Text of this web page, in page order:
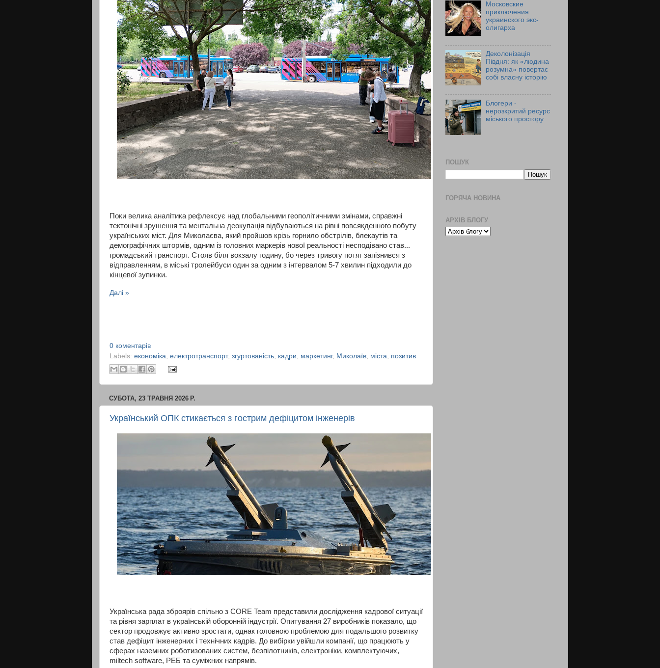
Поки велика аналітика рефлексує над глобальними геополітичними змінами, справжні
тектонічні зрушення та ментальна деокупація відбуваються на рівні повсякденного побуту
українських міст. Для Миколаєва, який пройшов крізь горнило обстрілів, блекаутів та
демографічних штормів, одним із головних маркерів нової реальності несподівано став...
громадський транспорт. Стояв біля вокзалу годину, бо через тривогу потяг запізнився з
відправленням, в міські тролейбуси один за одним з інтервалом 5-7 хвилин підходили до
кінцевої зупинки.
Далі »
0 коментарів
Labels: економіка електротранспорт, згуртованість кадри маркетинг, Миколаїв міста позитив
СУБОТА, 23 ТРАВНЯ 2026 Р.
Український ОПК стикається з гострим дефіцитом інженерів
Українська рада зброярів спільно з CORE Team представили дослідження кадрової ситуації
та рівня зарплат в українській оборонній індустрії. Опитування 27 виробників показало, що
сектор продовжує активно зростати, однак головною проблемою для подальшого розвитку
став дефіцит інженерних і технічних кадрів. До вибірки увійшли компанії, що працюють у
сферах наземних роботизованих систем, безпілотників, електроніки, комплектуючих,
miltech software, РЕБ та суміжних напрямів.
Московские
приключения
украинского экс-
олигарха
Деколонізація
Півдня: як «людина
розумна» повертає
собі власну історію
Блогери -
нерозкритий ресурс
міського простору
ПОШУК
ГОРЯЧА НОВИНА
АРХІВ БЛОГУ